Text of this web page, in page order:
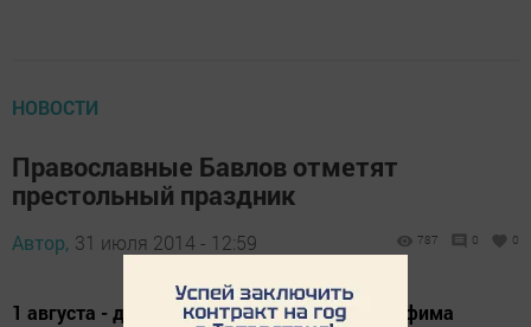
НОВОСТИ
Православные Бавлов отметят
престольный праздник
Автор, 31 июля 2014 - 12:59 787 0 0
1 августа - день памяти преподобного Серафима